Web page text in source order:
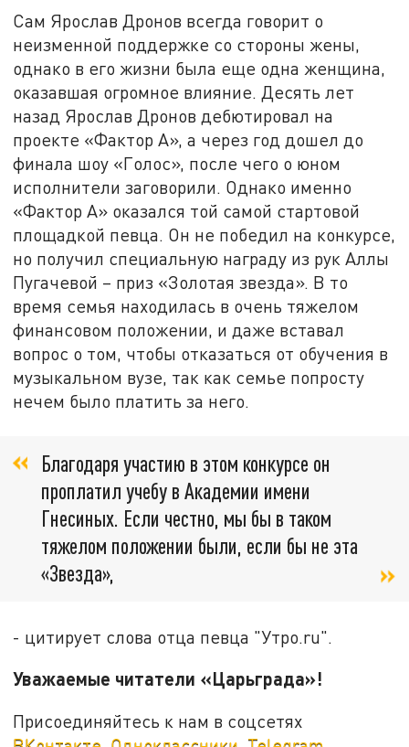
Сам Ярослав Дронов всегда говорит о
неизменной поддержке со стороны жены,
однако в его жизни была еще одна женщина,
оказавшая огромное влияние. Десять лет
назад Ярослав Дронов дебютировал на
проекте «Фактор А», а через год дошел до
финала шоу «Голос», после чего о юном
исполнители заговорили. Однако именно
«Фактор А» оказался той самой стартовой
площадкой певца. Он не победил на конкурсе,
но получил специальную награду из рук Аллы
Пугачевой – приз «Золотая звезда». В то
время семья находилась в очень тяжелом
финансовом положении, и даже вставал
вопрос о том, чтобы отказаться от обучения в
музыкальном вузе, так как семье попросту
нечем было платить за него.
Благодаря участию в этом конкурсе он
проплатил учебу в Академии имени
Гнесиных. Если честно, мы бы в таком
тяжелом положении были, если бы не эта
«Звезда»,
- цитирует слова отца певца "Утро.ru".
Уважаемые читатели «Царьграда»!
Присоединяйтесь к нам в соцсетях